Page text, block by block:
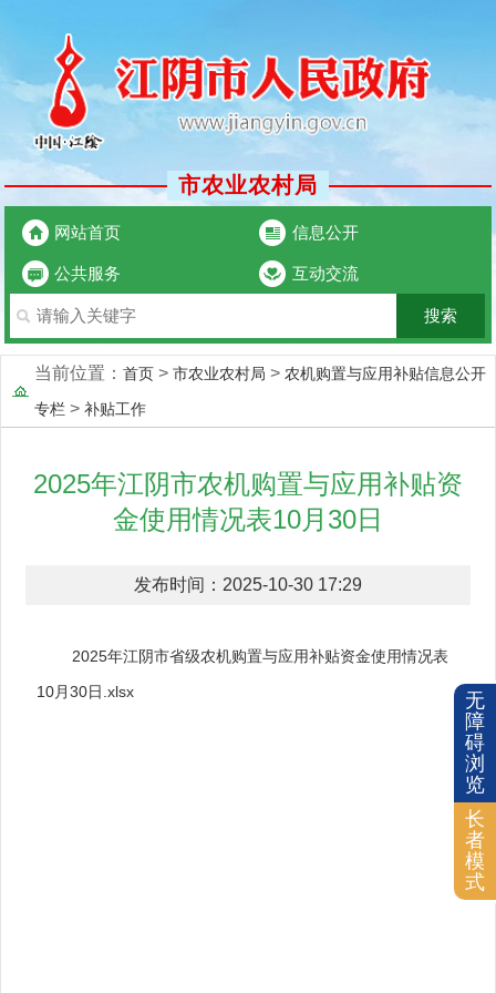
市农业农村局
网站首页 信息公开
公共服务 互动交流
当前位置： 首页 > 市农业农村局 > 农机购置与应用补贴信息公开
专栏 > 补贴工作
2025年江阴市农机购置与应用补贴资
金使用情况表10月30日
发布时间：2025-10-30 17:29
2025年江阴市省级农机购置与应用补贴资金使用情况表
10月30日.xlsx
无
障
碍
浏
览
长
者
模
式